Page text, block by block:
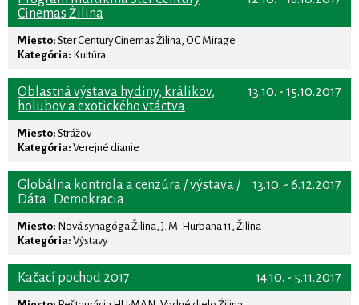
Cinemas Žilina
Miesto: Ster Century Cinemas Žilina, OC Mirage
Kategória: Kultúra
13.10. - 15.10.2017
Oblastná výstava hydiny, králikov,
holubov a exotického vtáctva
Miesto: Strážov
Kategória: Verejné dianie
13.10. - 6.12.2017
Globálna kontrola a cenzúra / výstava /
Dáta : Demokracia
Miesto: Nová synagóga Žilina, J. M. Hurbana 11, Žilina
Kategória: Výstavy
14.10. - 5.11.2017
Kačací pochod 2017